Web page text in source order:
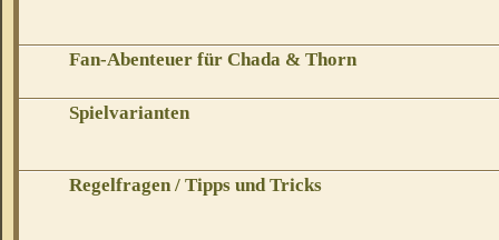
Fan-Abenteuer für Chada & Thorn
Spielvarianten
Regelfragen / Tipps und Tricks